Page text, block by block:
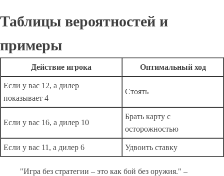
Таблицы вероятностей и
примеры
Действие игрока Оптимальный ход
Если у вас 12, а дилер
показывает 4
Стоять
Если у вас 16, а дилер 10
Брать карту с
осторожностью
Если у вас 11, а дилер 6 Удвоить ставку
"Игра без стратегии – это как бой без оружия." –